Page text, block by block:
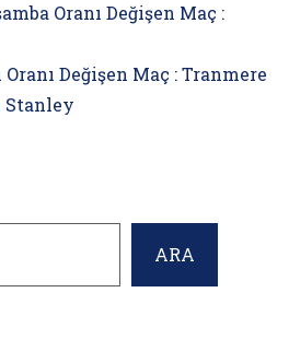
Oranı Değişen Maç :
Oranı Değişen Maç : Tranmere
Stanley
ARA